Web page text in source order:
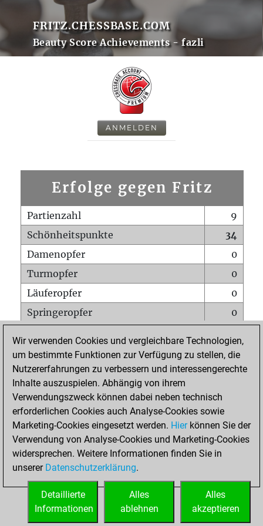
FRITZ.CHESSBASE.COM
Beauty Score Achievements - fazli
ANMELDEN
Erfolge gegen Fritz
Partienzahl
9
Schönheitspunkte
34
Damenopfer
0
Turmopfer
0
Läuferopfer
0
Springeropfer
0
Matt auf vollem Brett
0
Bauer setzt Matt
0
Erstickte Matts
Unterverwandlungen
Türme auf der siebten
0
STARTSEITE
Wir verwenden Cookies und vergleichbare Technologien,
um bestimmte Funktionen zur Verfügung zu stellen, die
Nutzererfahrungen zu verbessern und interessengerechte
Inhalte auszuspielen. Abhängig von ihrem
Verwendungszweck können dabei neben technisch
erforderlichen Cookies auch Analyse-Cookies sowie
Marketing-Cookies eingesetzt werden. Hierkönnen Sie der
Verwendung von Analyse-Cookies und Marketing-Cookies
widersprechen. Weitere Informationen finden Sie in
unserer Datenschutzerklärung.
Alles
akzeptieren
Alles
ablehnen
Detaillierte
Informationen